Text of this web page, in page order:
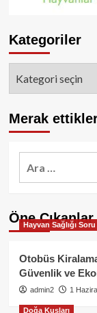
Kategoriler
Merak
Öne Çıkanlar
Hayvan Sağlığı
Otobüs
Güvenlik ve
admin2 1
Doğa Kuşları